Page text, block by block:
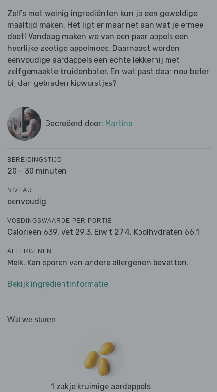
Zelfs met weinig ingrediënten kun je een geweldige
maaltijd maken. Het ligt er maar net aan wat je ermee
doet! Vandaag maken we van een paar appels een
heerlijke zoetige appelmoes. Daarnaast worden
eenvoudige aardappels een echte lekkernij met
zelfgemaakte kruidenboter. En wat past daar nou beter
bij dan gebraden kipworstjes?
Gecreëerd door: Martina
BEREIDINGSTIJD
20 - 30 minuten
NIVEAU
eenvoudig
VOEDINGSWAARDE PER PORTIE
Calorieën 639, Vet 29.3, Eiwit 27.4, Koolhydraten 66.1
ALLERGENEN
Melk. Kan sporen van andere allergenen bevatten.
Bekijk ingrediëntinformatie
Wat we sturen
1 zakje kruimige aardappels